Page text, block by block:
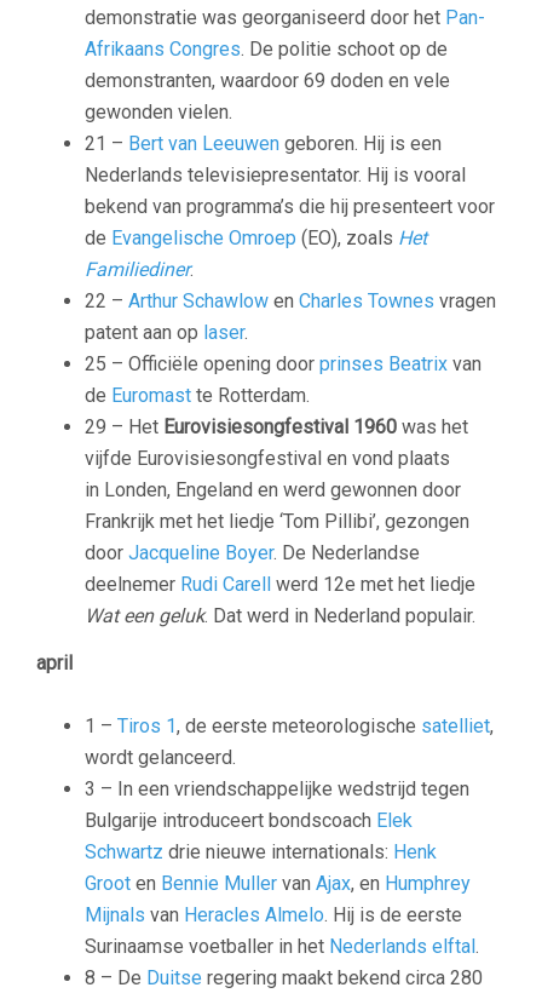
demonstratie was georganiseerd door het Pan-
Afrikaans Congres. De politie schoot op de
demonstranten, waardoor 69 doden en vele
gewonden vielen.
21 – Bert van Leeuwen geboren. Hij is een
Nederlands televisiepresentator. Hij is vooral
bekend van programma’s die hij presenteert voor
de Evangelische Omroep (EO), zoals Het
Familiediner.
22 – Arthur Schawlow en Charles Townes vragen
patent aan op laser.
25 – Officiële opening door prinses Beatrix van
de Euromast te Rotterdam.
29 – Het Eurovisiesongfestival 1960 was het
vijfde Eurovisiesongfestival en vond plaats
in Londen, Engeland en werd gewonnen door
Frankrijk met het liedje ‘Tom Pillibi’, gezongen
door Jacqueline Boyer. De Nederlandse
deelnemer Rudi Carell werd 12e met het liedje
Wat een geluk. Dat werd in Nederland populair.
april
1 – Tiros 1, de eerste meteorologische satelliet,
wordt gelanceerd.
3 – In een vriendschappelijke wedstrijd tegen
Bulgarije introduceert bondscoach Elek
Schwartz drie nieuwe internationals: Henk
Groot en Bennie Muller van Ajax, en Humphrey
Mijnals van Heracles Almelo. Hij is de eerste
Surinaamse voetballer in het Nederlands elftal.
8 – De Duitse regering maakt bekend circa 280